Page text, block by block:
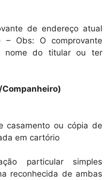
de endereço atual
– Obs: O comprovante
nome do titular ou ter
casamento ou cópia de
em cartório
particular simples
reconhecida de ambas